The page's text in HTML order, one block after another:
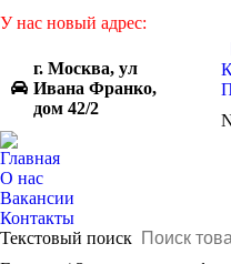
У нас новый адрес:
г. Москва, ул
Ивана Франко,
дом 42/2
Главная
О нас
Вакансии
Контакты
Текстовый поиск